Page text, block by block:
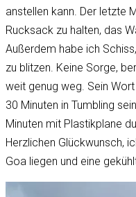
anstellen kann. Der letzte
Rucksack zu halten, das
Außerdem habe ich
zu blitzen. Keine Sorge,
weit genug weg. Sein
30 Minuten in Tumbling
Minuten mit Plastikplane
Herzlichen Glückwunsch,
Goa liegen und eine